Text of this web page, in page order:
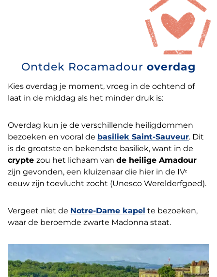
Ontdek Rocamadour overdag
Kies overdag je moment, vroeg in de ochtend of
laat in de middag als het minder druk is:
Overdag kun je de verschillende heiligdommen
bezoeken en vooral de basiliek Saint-Sauveur. Dit
is de grootste en bekendste basiliek, want in de
crypte zou het lichaam van de heilige Amadour
zijn gevonden, een kluizenaar die hier in de IVᵉ
eeuw zijn toevlucht zocht (Unesco Werelderfgoed).
Vergeet niet de Notre-Dame kapel te bezoeken,
waar de beroemde zwarte Madonna staat.